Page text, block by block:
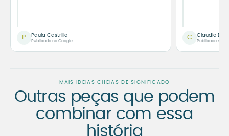
P Paula Castrillo
Publicado no Google
C Claudio
Publicado no
MAIS IDEIAS CHEIAS DE SIGNIFICADO
Outras peças que podem
combinar com essa
história